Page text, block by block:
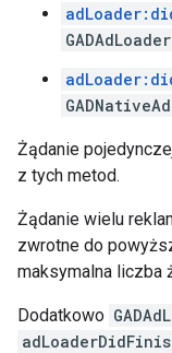
Żądanie
z tych metod.
Żądanie wielu
zwrotne do
maksymalna liczba
Dodatkowo